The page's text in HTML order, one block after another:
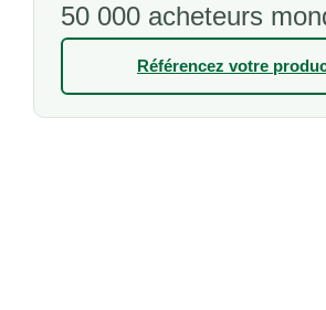
50 000 acheteurs
Référencez votre